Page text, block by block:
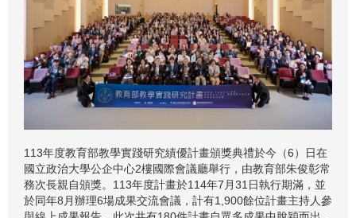
113年度教育部教學實踐研究績優計畫頒獎典禮於今（6）日在
國立政治大學公企中心2樓國際會議廳舉行，由教育部朱俊彰常
務次長親自頒獎。113年度計畫於114年7月31日執行期滿，並
於同年8月辦理6場成果交流會議，計有1,900餘位計畫主持人參